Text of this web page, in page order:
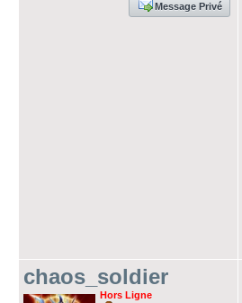
Message Privé
chaos_soldier
Hors Ligne